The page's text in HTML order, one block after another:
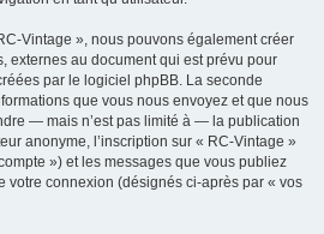
Vintage », nous pouvons également créer
externes au document qui est prévu pour
par le logiciel phpBB. La seconde
que vous nous envoyez et que nous
— mais n’est pas limité à — la publication
anonyme, l’inscription sur « RC-Vintage »
») et les messages que vous publiez
votre connexion (désignés ci-après par « vos